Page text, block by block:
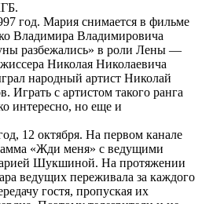
год. Мария снимается в фильме
Владимира Владимировича
разбежались» в роли Лены —
Николая Николаевича
народный артист Николай
Играть с артистом такого ранга
интересно, но еще и
12 октября. На первом канале
«Жди меня» с ведущими
Шукшиной. На протяжении
ведущих переживала за каждого
гостя, пропуская их